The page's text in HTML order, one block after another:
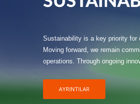
Sustainability is a key priority for
Moving forward, we remain
operations. Through ongoing
AYRINTILAR